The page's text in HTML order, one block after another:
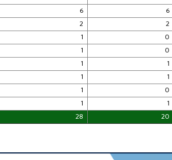
6 6
2 2
1 0
1 0
1 1
1 1
1 0
1 1
28 20